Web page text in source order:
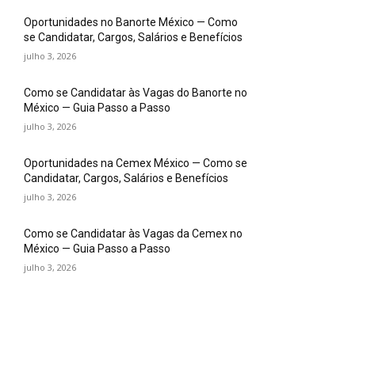
Oportunidades no Banorte México — Como
se Candidatar, Cargos, Salários e Benefícios
julho 3, 2026
Como se Candidatar às Vagas do Banorte no
México — Guia Passo a Passo
julho 3, 2026
Oportunidades na Cemex México — Como se
Candidatar, Cargos, Salários e Benefícios
julho 3, 2026
Como se Candidatar às Vagas da Cemex no
México — Guia Passo a Passo
julho 3, 2026